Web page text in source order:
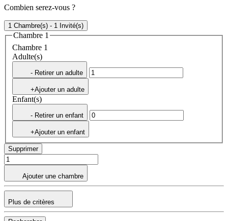
Combien serez-vous ?
1 Chambre(s) - 1 Invité(s)
Chambre 1
Chambre 1
Adulte(s)
- Retirer un adulte
+Ajouter un adulte
Enfant(s)
- Retirer un enfant
+Ajouter un enfant
Supprimer
Ajouter une chambre
Plus de critères